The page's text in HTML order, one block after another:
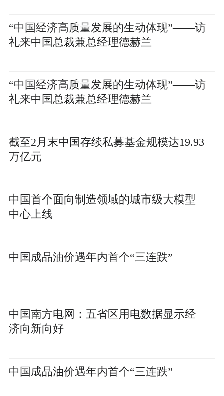
“中国经济高质量发展的生动体现”——访
礼来中国总裁兼总经理德赫兰
“中国经济高质量发展的生动体现”——访
礼来中国总裁兼总经理德赫兰
截至2月末中国存续私募基金规模达19.93
万亿元
中国首个面向制造领域的城市级大模型
中心上线
中国成品油价遇年内首个“三连跌”
中国南方电网：五省区用电数据显示经
济向新向好
中国成品油价遇年内首个“三连跌”